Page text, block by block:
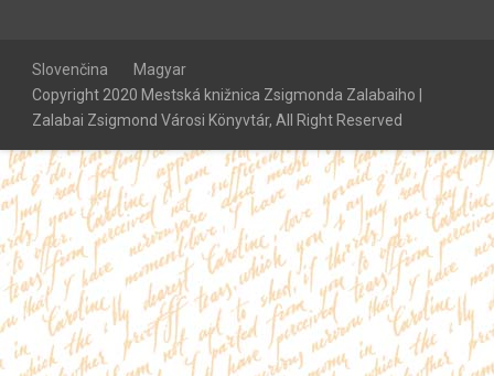
Slovenčina
Magyar
Copyright 2020 Mestská knižnica Zsigmonda Zalabaiho |
Zalabai Zsigmond Városi Könyvtár, All Right Reserved